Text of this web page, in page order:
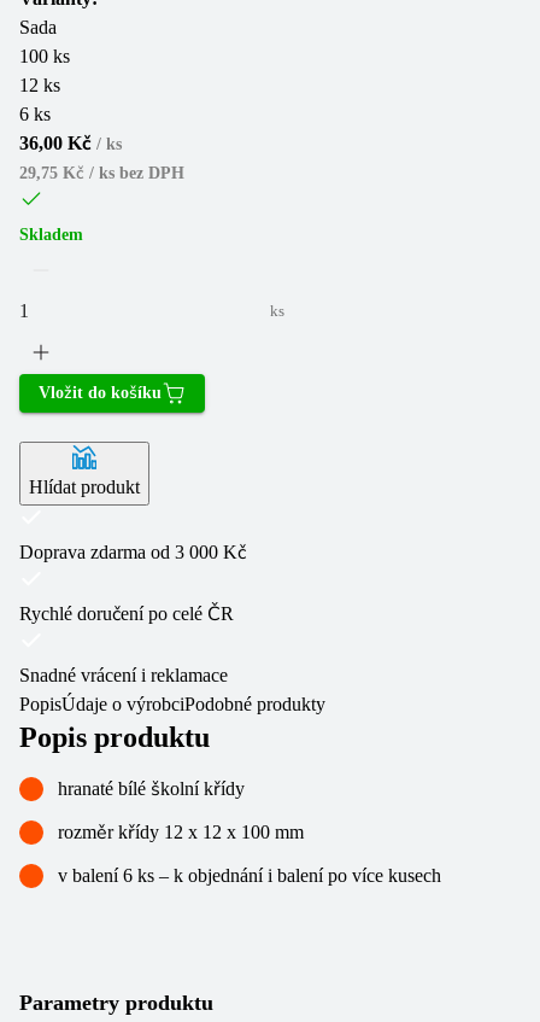
Sada
100 ks
12 ks
6 ks
36,00 Kč / ks
29,75 Kč / ks bez DPH
Skladem
ks
Vložit do košíku
Hlídat produkt
Doprava zdarma od 3 000 Kč
Rychlé doručení po celé ČR
Snadné vrácení i reklamace
PopisÚdaje o výrobciPodobné produkty
Popis produktu
hranaté bílé školní křídy
rozměr křídy 12 x 12 x 100 mm
v balení 6 ks – k objednání i balení po více kusech
Parametry produktu